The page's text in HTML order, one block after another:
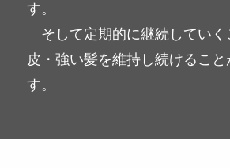
す。
そして定期的に継続していく
皮・強い髪を維持し続けること
す。